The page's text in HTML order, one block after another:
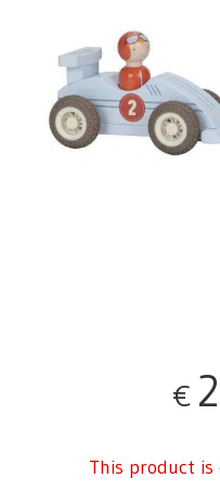
€
This product